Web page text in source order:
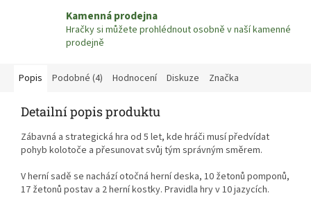
Kamenná prodejna
Hračky si můžete prohlédnout osobně v naší kamenné
prodejně
Popis Podobné (4) Hodnocení Diskuze Značka
Detailní popis produktu
Zábavná a strategická hra od 5 let, kde hráči musí předvídat
pohyb kolotoče a přesunovat svůj tým správným směrem.
V herní sadě se nachází otočná herní deska, 10 žetonů pomponů,
17 žetonů postav a 2 herní kostky. Pravidla hry v 10 jazycích.